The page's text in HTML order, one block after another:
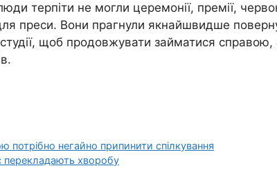
терпіти не могли церемонії, премії,
преси. Вони прагнули якнайшвидше
студії, щоб продовжувати займатися
потрібно негайно припинити спілкування
перекладають хворобу